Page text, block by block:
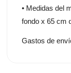
• Medidas del
fondo x 65 cm
Gastos de